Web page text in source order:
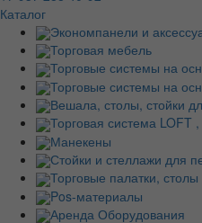
Каталог
Экономпанели и
Торговая мебель
Торговые системы на
Торговые системы на
Вешала, столы, стойки
Торговая система LOFT
Манекены
Стойки и стеллажи для
Торговые палатки, столы
Pos-материалы
Аренда Оборудования